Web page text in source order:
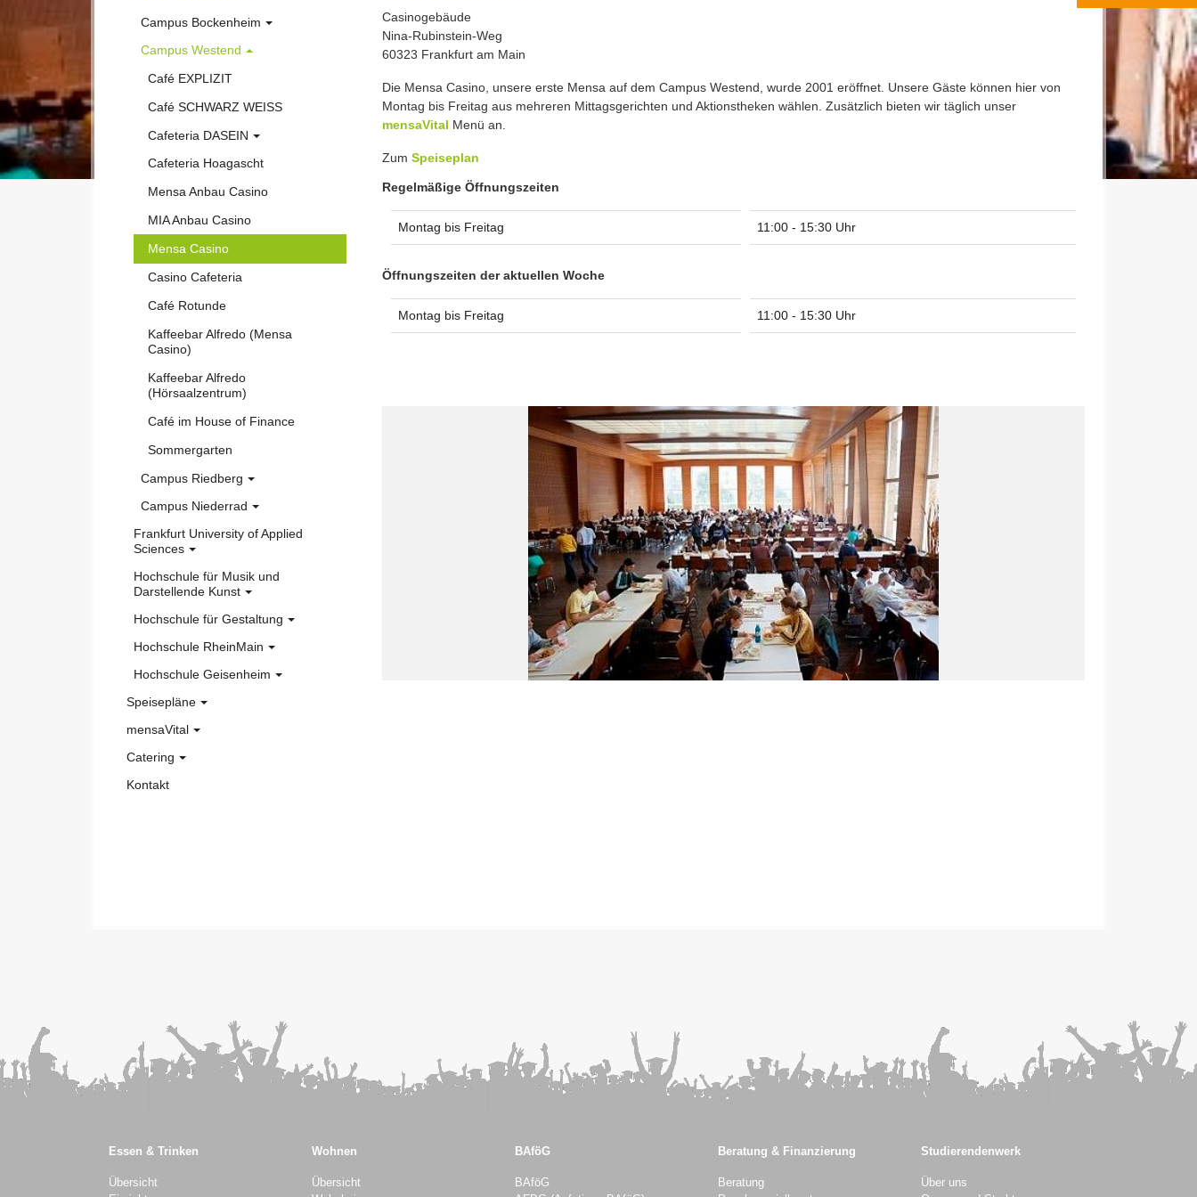
Casinogebäude
Nina-Rubinstein-Weg
60323 Frankfurt am Main
Die Mensa Casino, unsere erste Mensa auf dem Campus Westend, wurde 2001 eröffnet. Unsere Gäste können hier von
Montag bis Freitag aus mehreren Mittagsgerichten und Aktionstheken wählen. Zusätzlich bieten wir täglich unser
mensaVital Menü an.
Zum Speiseplan
Regelmäßige Öffnungszeiten
Montag bis Freitag 11:00 - 15:30 Uhr
Öffnungszeiten der aktuellen Woche
Montag bis Freitag 11:00 - 15:30 Uhr
Hochschulkarte / Mensacard
Kartenaufwerter
FAQ
Mehr Mehrweg
"Restlos Glücklich" Angebot
Allergenkennzeichnung
Werbung in den Mensen und
Campus Bockenheim
Café HOCHFORM
Cafeteria Bockenheim
Campus Westend
Café EXPLIZIT
Café SCHWARZ WEISS
Cafeteria DASEIN
Idee und Konzept
Ziele
Aktion Krumme Gurke
Lieferanten
Kleine Warenkunde
Gesunde Ernährung
FAQ
Cafeteria Hoagascht
Mensa Anbau Casino
MIA Anbau Casino
Mensa Casino(current)
Casino Cafeteria
Café Rotunde
Kaffeebar Alfredo (Mensa
Casino)
Kaffeebar Alfredo
(Hörsaalzentrum)
Café im House of Finance
Sommergarten
Campus Riedberg
Cafeteria Darwins
Mensa Pi x Gaumen
Kaffeebar Alfredo (N100)
Café Physik
Kaffeebar Alfredo (Geologie)
Campus Niederrad
Kaffeebar Alfredo Audimax
Universitätsklinikums
Frankfurt University of Applied
Sciences
Mensa essWERK
Hochschule für Musik und
Darstellende Kunst
Mensa
Hochschule für Gestaltung
Cafeteria
Hochschule RheinMain
Mensa accent
Café THINK
Mensa POINT
Mensa Rüsselsheim
Hochschule Geisenheim
Mensa
Speisepläne
Cafeteria Bockenheim
Cafe Hochform
Mensa Casino
Cafeteria LEVEL
Hochschule für Musik und
Mensa essWERK
mensaVital
Vitales zum Nachkochen
Vitaly
Catering
Cateringanfrage
Kontakt
Essen & Trinken
Übersicht
Wohnen
Übersicht
BAföG
BAföG
Beratung & Finanzierung
Beratung
Studierendenwerk
Über uns